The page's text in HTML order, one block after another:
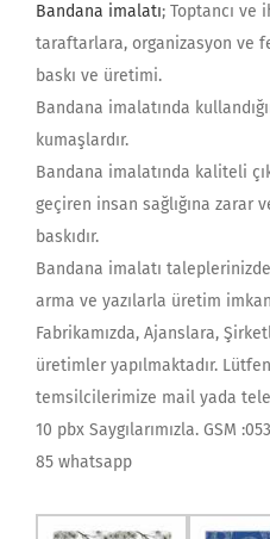
Bandana imalatı; Toptancı ve
taraftarlara, organizasyon ve
baskı ve üretimi.
Bandana imalatında
kumaşlardır.
Bandana imalatında kaliteli
geçiren insan sağlığına zarar
baskıdır.
Bandana imalatı
arma ve yazılarla üretim
Fabrikamızda, Ajanslara,
üretimler yapılmaktadır.
temsilcilerimize mail yada
10 pbx Saygılarımızla. GSM
85 whatsapp